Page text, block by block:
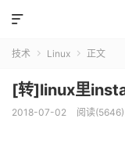

技术  Linux  正文
[转]linux里
2018-07-02 阅读(5646)